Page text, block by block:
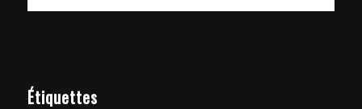
Étiquettes